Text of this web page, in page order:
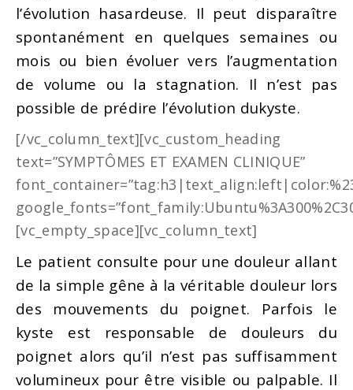
l’évolution hasardeuse. Il peut disparaître
spontanément en quelques semaines ou
mois ou bien évoluer vers l’augmentation
de volume ou la stagnation. Il n’est pas
possible de prédire l’évolution dukyste.
[/vc_column_text][vc_custom_heading
text=”SYMPTÔMES ET EXAMEN CLINIQUE”
[vc_empty_space][vc_column_text]
Le patient consulte pour une douleur allant
de la simple gêne à la véritable douleur lors
des mouvements du poignet. Parfois le
kyste est responsable de douleurs du
poignet alors qu’il n’est pas suffisamment
volumineux pour être visible ou palpable. Il